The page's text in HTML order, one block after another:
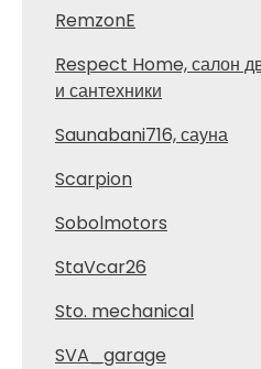
RemzonE
Respect Home, салон
и сантехники
Saunabani716, сауна
Scarpion
Sobolmotors
StaVcar26
Sto. mechanical
SVA_garage